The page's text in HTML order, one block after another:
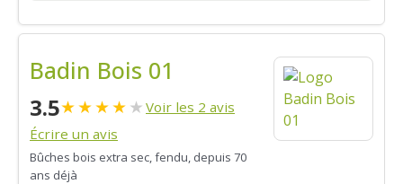
Badin Bois 01
3.5★★★★★ Voir les 2 avis
Écrire un avis
Bûches bois extra sec, fendu, depuis 70
ans déjà